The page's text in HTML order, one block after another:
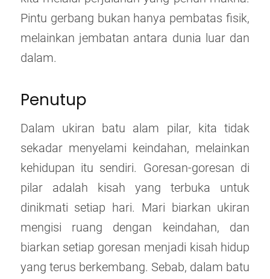
Pintu gerbang bukan hanya pembatas fisik,
melainkan jembatan antara dunia luar dan
dalam.
Penutup
Dalam ukiran batu alam pilar, kita tidak
sekadar menyelami keindahan, melainkan
kehidupan itu sendiri. Goresan-goresan di
pilar adalah kisah yang terbuka untuk
dinikmati setiap hari. Mari biarkan ukiran
mengisi ruang dengan keindahan, dan
biarkan setiap goresan menjadi kisah hidup
yang terus berkembang. Sebab, dalam batu